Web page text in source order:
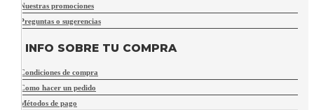
Nuestras promociones
Preguntas o sugerencias
INFO SOBRE TU COMPRA
Condiciones de compra
Como hacer un pedido
Métodos de pago